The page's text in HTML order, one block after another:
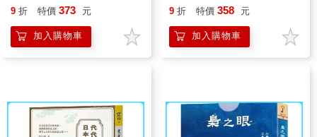
9 折 特價 373 元
加入購物車
9 折 特價 358 元
加入購物車